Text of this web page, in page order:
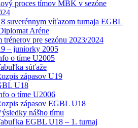
proces tímov MBK v sezóne
suverénnym víťazom turnaja EGBL
Aréne
trénerov pre sezónu 2023/2024
– juniorky 2005
o tíme U2005
súťaže
zápasov U19
U18
o tíme U2006
zápasov EGBL U18
nášho tímu
EGBL U18 – 1. turnaj